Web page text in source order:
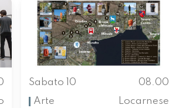
Sabato 10
08.00
Arte
Locarnese